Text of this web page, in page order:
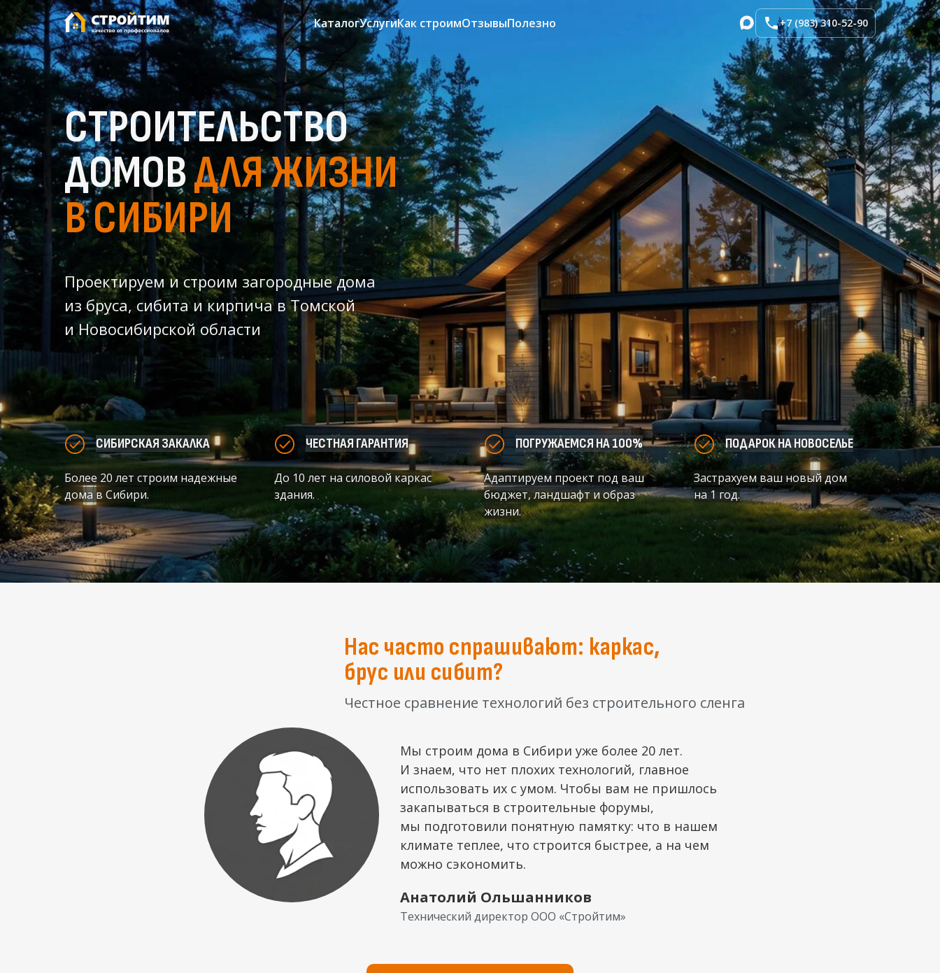
КаталогУслугиКак строимОтзывыПолезно +7 (983) 310-52-90
СТРОИТЕЛЬСТВО
ДОМОВДЛЯ ЖИЗНИ
В СИБИРИ
Проектируем и строим загородные дома
из бруса, сибита и кирпича в Томской
и Новосибирской области
СИБИРСКАЯ ЗАКАЛКА
Более 20 лет строим надежные
дома в Сибири.
ЧЕСТНАЯ ГАРАНТИЯ
До 10 лет на силовой каркас
здания.
ПОГРУЖАЕМСЯ НА 100%
Адаптируем проект под ваш
бюджет, ландшафт и образ
жизни.
ПОДАРОК НА НОВОСЕЛЬЕ
Застрахуем ваш новый дом
на 1 год.
Нас часто спрашивают: каркас,
брус или сибит?
Честное сравнение технологий без строительного сленга
Мы строим дома в Сибири уже более 20 лет.
И знаем, что нет плохих технологий, главное
использовать их с умом. Чтобы вам не пришлось
закапываться в строительные форумы,
мы подготовили понятную памятку: что в нашем
климате теплее, что строится быстрее, а на чем
можно сэкономить.
Анатолий Ольшанников
Технический директор ООО «Стройтим»